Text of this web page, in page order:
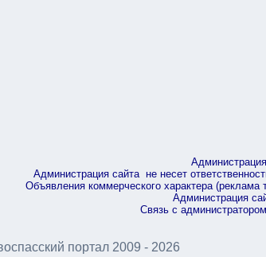
Администрация сайта не несет
Объявления коммерческого характера (реклама
Администрация
Связь с
портал 2009 - 2026